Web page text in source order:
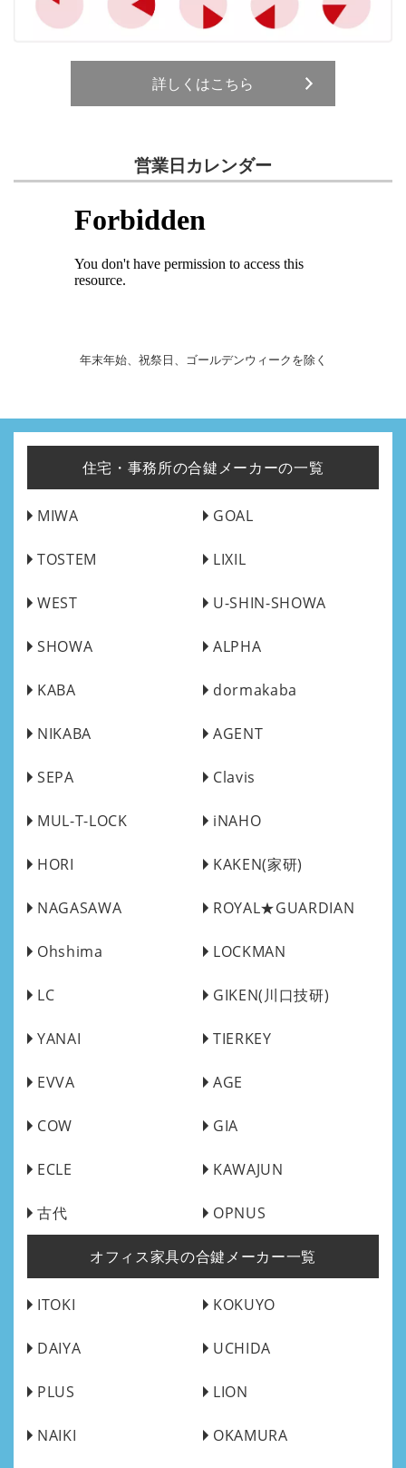
詳しくはこちら
営業日カレンダー
年末年始、祝祭日、ゴールデンウィークを除く
住宅・事務所の合鍵メーカーの一覧
MIWA GOAL
TOSTEM LIXIL
WEST U-SHIN-SHOWA
SHOWA ALPHA
KABA dormakaba
NIKABA AGENT
SEPA Clavis
MUL-T-LOCK iNAHO
HORI KAKEN(家研)
NAGASAWA ROYAL★GUARDIAN
Ohshima LOCKMAN
LC GIKEN(川口技研)
YANAI TIERKEY
EVVA AGE
COW GIA
ECLE KAWAJUN
古代 OPNUS
オフィス家具の合鍵メーカー一覧
ITOKI KOKUYO
DAIYA UCHIDA
PLUS LION
NAIKI OKAMURA